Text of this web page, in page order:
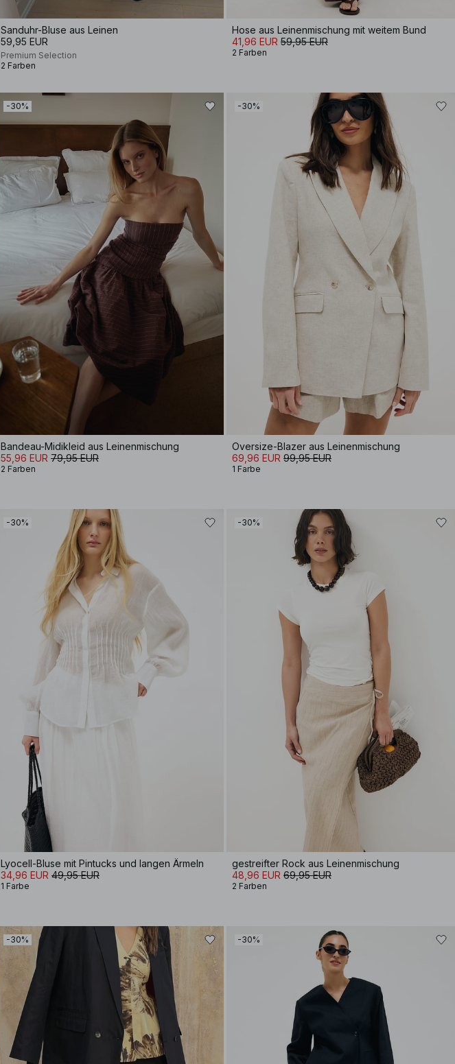
Sanduhr-Bluse aus Leinen
59,95 EUR
Premium Selection
2 Farben
Hose aus Leinenmischung mit weitem Bund
41,96 EUR 59,95 EUR
2 Farben
-30%
Bandeau-Midikleid aus Leinenmischung
55,96 EUR 79,95 EUR
2 Farben
-30%
Oversize-Blazer aus Leinenmischung
69,96 EUR 99,95 EUR
1 Farbe
-30%
Lyocell-Bluse mit Pintucks und langen Ärmeln
34,96 EUR 49,95 EUR
1 Farbe
-30%
gestreifter Rock aus Leinenmischung
48,96 EUR 69,95 EUR
2 Farben
-30% -30%